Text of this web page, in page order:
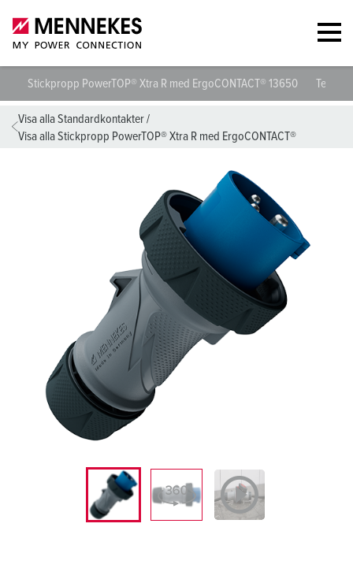
Stickpropp PowerTOP® Xtra R med ErgoCONTACT® 13650
Visa alla Standardkontakter/
Visa alla Stickpropp PowerTOP® Xtra R med ErgoCONTACT®